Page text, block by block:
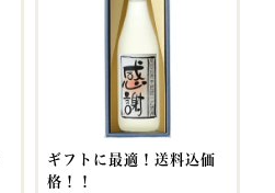
ギフトに最適！送料込価
格！！